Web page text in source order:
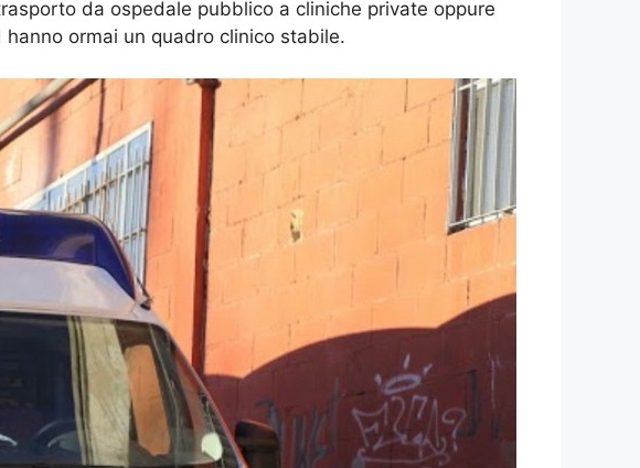
da ospedale pubblico a cliniche private oppure
ormai un quadro clinico stabile.